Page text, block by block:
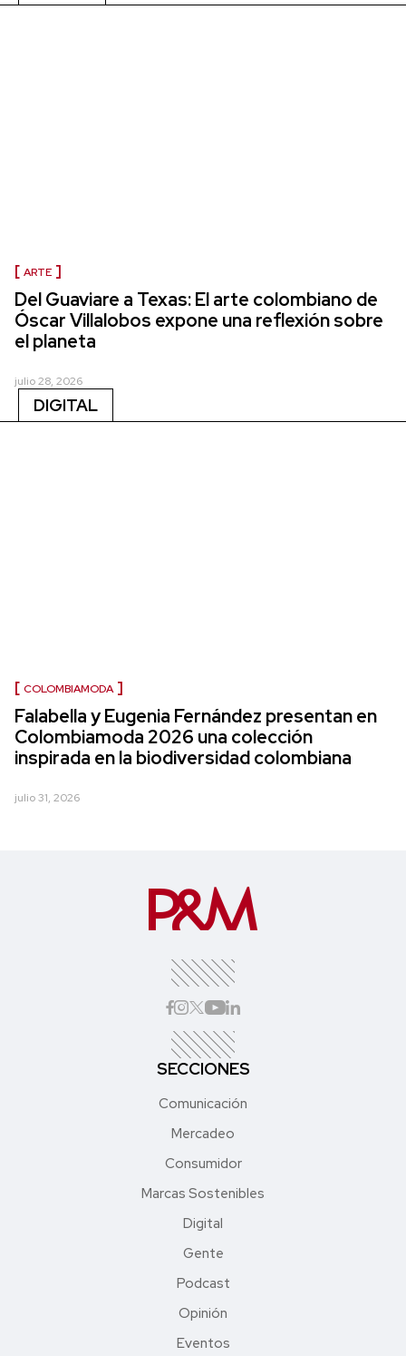
ARTE
Del Guaviare a Texas: El arte colombiano de
Óscar Villalobos expone una reflexión sobre
el planeta
julio 28, 2026
DIGITAL
COLOMBIAMODA
Falabella y Eugenia Fernández presentan en
Colombiamoda 2026 una colección
inspirada en la biodiversidad colombiana
julio 31, 2026
SECCIONES
Comunicación
Mercadeo
Consumidor
Marcas Sostenibles
Digital
Gente
Podcast
Opinión
Eventos